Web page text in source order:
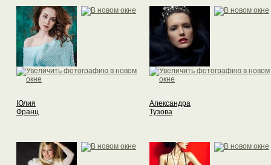
Юлия
Франц
Александра
Тузова